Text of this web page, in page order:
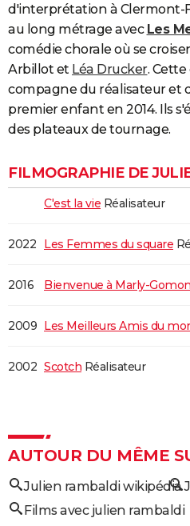
Destinations
City break
Voyage nature
Voyage de noces
Forum
Climat
+
PHOTO
GUIDES D'ACHAT
CARTE DE VOEUX
Dictionnaire
Biographies
Citations
Expressions
Proverbes
PROGRAMME TV
COPAINS D'AVANT
S'inscrire
Se connecter
Lycées
Collèges
Primaires
Universités
Entreprises
Service militaire
Avis de recherche
AVIS DE DÉCÈS
d'interprétation à Clermont-
au long métrage avec Les
comédie chorale où se
Arbillot et Léa Drucker.
compagne du réalisateur et
premier enfant en 2014. Ils
des plateaux de tournage.
FILMOGRAPHIE DE
C'est la vie Réalisateur
2022 Les Femmes du square
2016 Bienvenue à Marly-
2009 Les Meilleurs Amis du
2002 Scotch Réalisateur
AUTOUR DU MÊME
Julien rambaldi wikipédia
Films avec julien rambaldi